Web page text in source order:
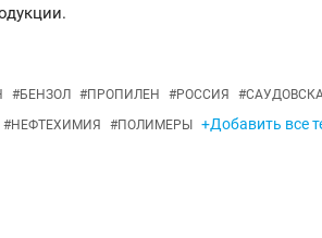
#БЕНЗОЛ #ПРОПИЛЕН #РОССИЯ #
#НЕФТЕХИМИЯ #ПОЛИМЕРЫ +Добавить все